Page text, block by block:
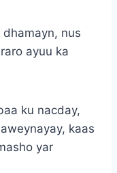
nus
ayuu ka
ku nacday,
kaas
yar